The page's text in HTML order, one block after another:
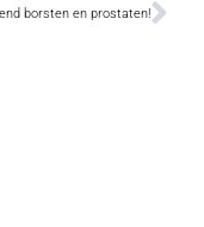
borsten en prostaten!